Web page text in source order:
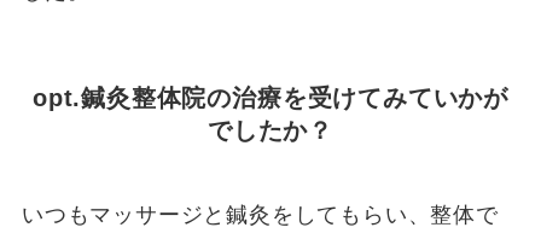
opt.鍼灸整体院の治療を受けてみていかが
でしたか？
いつもマッサージと鍼灸をしてもらい、整体で